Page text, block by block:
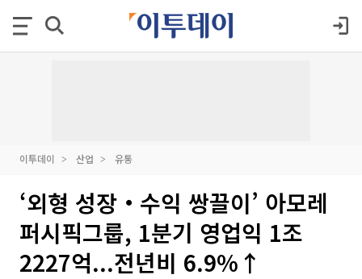
이투데이 산업 유통
‘외형 성장‧수익 쌍끌이’ 아모레
퍼시픽그룹, 1분기 영업익 1조
2227억...전년비 6.9%↑